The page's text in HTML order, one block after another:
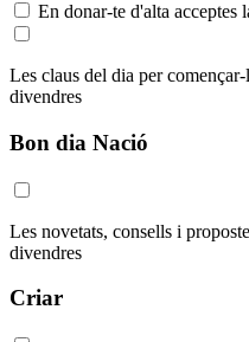
En donar-te d'alta acceptes
Les claus del dia per
divendres
Bon dia Nació
Les novetats, consells i
divendres
Criar